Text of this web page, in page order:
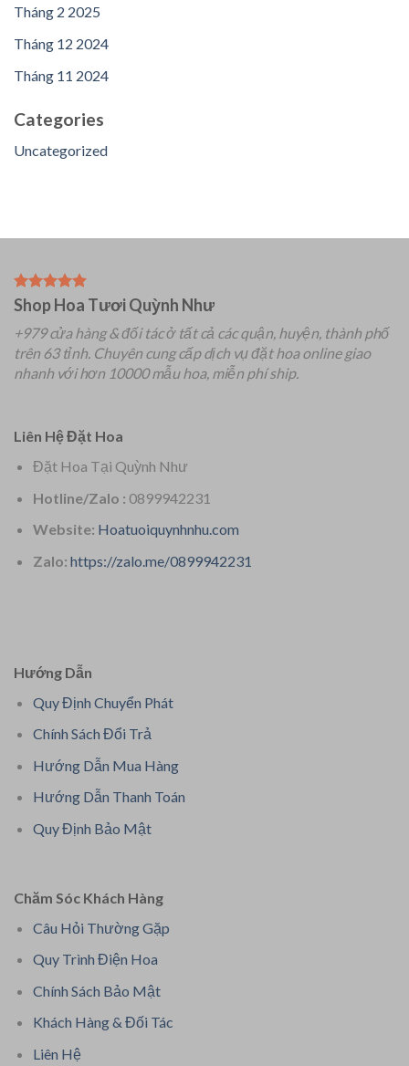
Tháng 2 2025
Tháng 12 2024
Tháng 11 2024
Categories
Uncategorized
Shop Hoa Tươi Quỳnh Như
+979 cửa hàng & đối tác ở tất cả các quận, huyện, thành phố
trên 63 tỉnh. Chuyên cung cấp dịch vụ đặt hoa online giao
nhanh với hơn 10000 mẫu hoa, miễn phí ship.
Liên Hệ Đặt Hoa
Đặt Hoa Tại Quỳnh Như
Hotline/Zalo : 0899942231
Website: Hoatuoiquynhnhu.com
Zalo: https://zalo.me/0899942231
Hướng Dẫn
Quy Định Chuyển Phát
Chính Sách Đổi Trả
Hướng Dẫn Mua Hàng
Hướng Dẫn Thanh Toán
Quy Định Bảo Mật
Chăm Sóc Khách Hàng
Câu Hỏi Thường Gặp
Quy Trình Điện Hoa
Chính Sách Bảo Mật
Khách Hàng & Đối Tác
Liên Hệ